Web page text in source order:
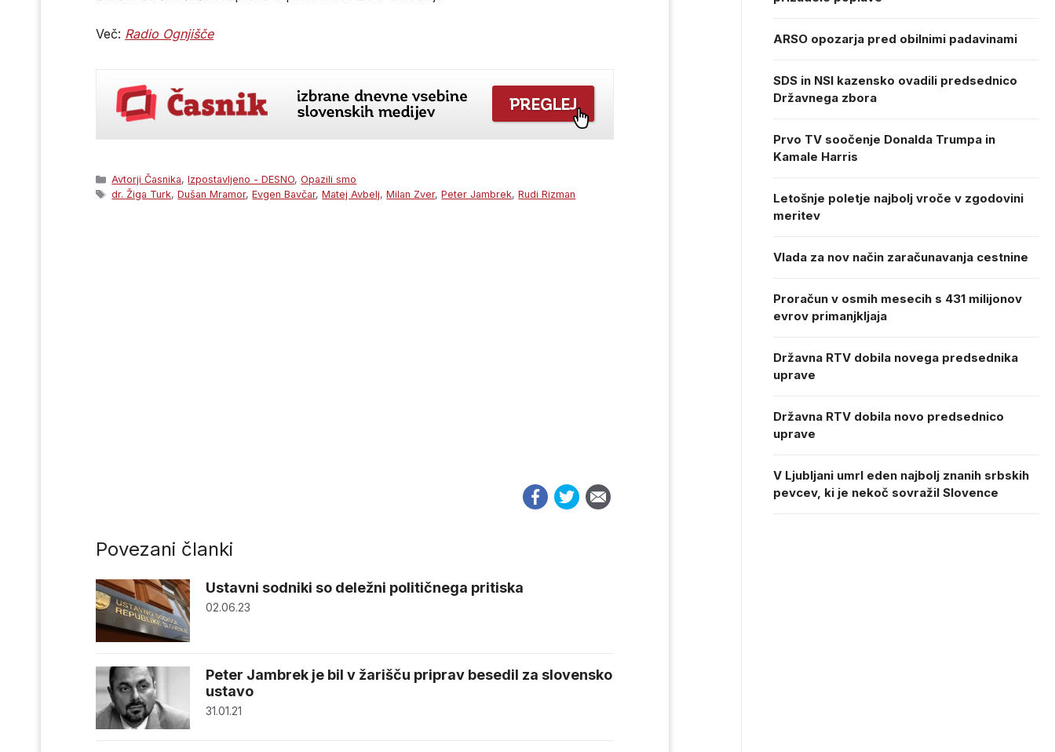
Več: Radio Ognjišče
Categories
Avtorji Časnika,Izpostavljeno - DESNO,Opazili smo
Tags
dr. Žiga Turk,Dušan Mramor,Evgen Bavčar,Matej Avbelj,Milan Zver,Peter Jambrek,Rudi Rizman
Povezani članki
Ustavni sodniki so deležni političnega pritiska
02.06.23
Peter Jambrek je bil v žarišču priprav besedil za slovensko
ustavo
31.01.21
ARSO opozarja pred obilnimi padavinami
SDS in NSI kazensko ovadili predsednico
Državnega zbora
Prvo TV soočenje Donalda Trumpa in
Kamale Harris
Letošnje poletje najbolj vroče v zgodovini
meritev
Vlada za nov način zaračunavanja cestnine
Proračun v osmih mesecih s 431 milijonov
evrov primanjkljaja
Državna RTV dobila novega predsednika
uprave
Državna RTV dobila novo predsednico
uprave
V Ljubljani umrl eden najbolj znanih srbskih
pevcev, ki je nekoč sovražil Slovence